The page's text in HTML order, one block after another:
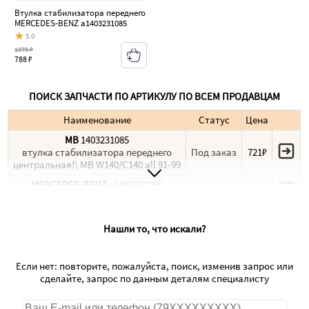
Втулка стабилизатора переднего
MERCEDES-BENZ a1403231085
5.0
788 ₽
1979 ₽
ПОИСК ЗАПЧАСТИ ПО АРТИКУЛУ ПО ВСЕМ ПРОДАВЦАМ
Наименование
Статус
Цена
MB 1403231085
втулка стабилизатора переднего
центральная!\ MB W140/C140 all 91-99
Под заказ 721₽
MERCEDES-BENZ a1403231085
Нашли то, что искали?
Если нет: повторите, пожалуйста, поиск, изменив запрос или
сделайте, запрос по данным деталям специалисту